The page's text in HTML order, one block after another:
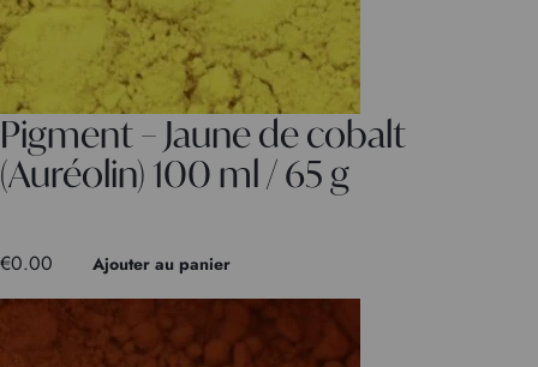
Pigment – Jaune de cobalt
(Auréolin) 100 ml / 65 g
€0.00 Ajouter au panier